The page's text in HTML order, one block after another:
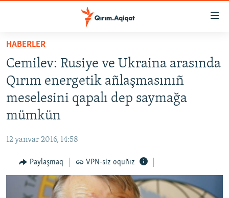
Esas
qaytmaq
Baş
navigatsiyağa
qaytmaq
Qıdıruvğa
HABERLER
İQTİSADİYAT
CEMİYET
İNSAN AQLARI
VİDEO
SÜRET
HABERLER
Cemilev: Rusiye ve Ukraina arasında
Qırım energetik añlaşmasınıñ
meselesini qapalı dep saymağa
mümkün
12 yanvar 2016, 14:58
Paylaşmaq VPN-siz oquñız